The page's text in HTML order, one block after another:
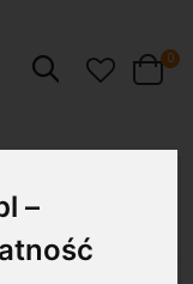
–
Szukaj Cart
0